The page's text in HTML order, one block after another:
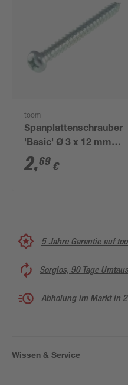
toom
Spanplattenschrauben
'Basic' Ø 3 x 12 mm
PZ1 50 Stück
2,69 €
5 Jahre Garantie auf
Sorglos, 90 Tage
Abholung im Markt in
Wissen & Service